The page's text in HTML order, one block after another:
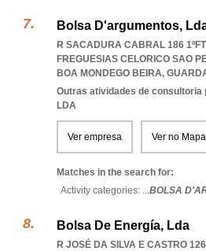
Bolsa D'argumentos,
R SACADURA CABRAL 186
FREGUESIAS CELORICO SAO
BOA MONDEGO BEIRA,
Outras atividades de consultoria
LDA
Ver empresa Ver no Mapa
Matches in the search for:
Activity categories: ...BOLSA
Bolsa De Energía, Lda
R JOSÉ DA SILVA E CASTRO